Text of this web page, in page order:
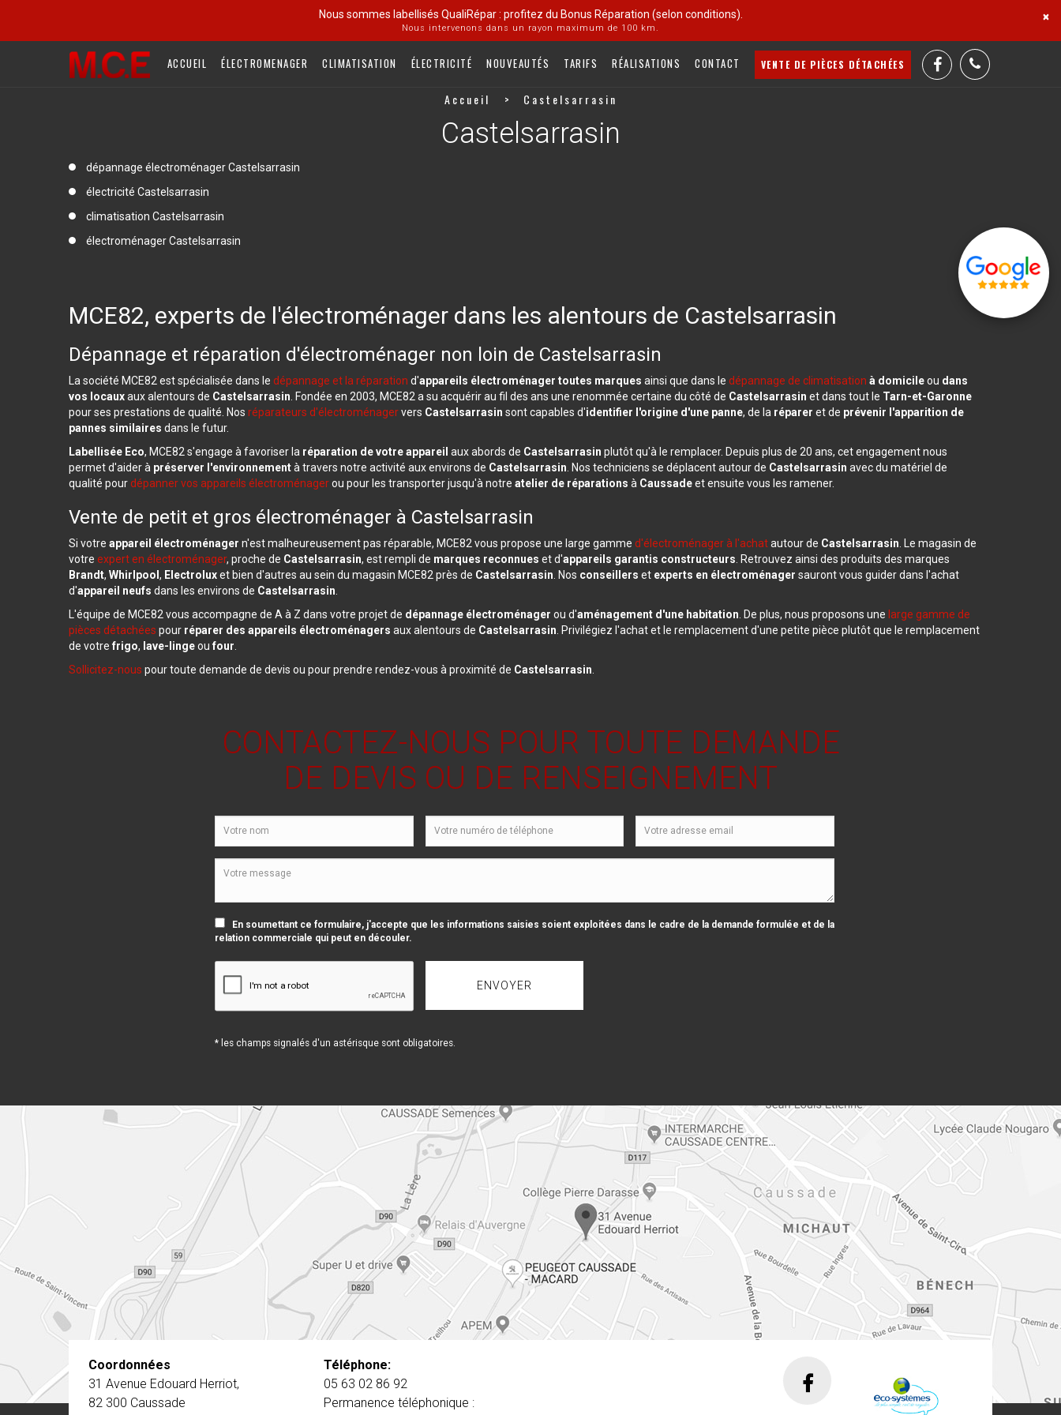
Nous sommes labellisés QualiRépar : profitez du Bonus Réparation (selon conditions).
Nous intervenons dans un rayon maximum de 100 km.
×
ACCUEIL ÉLECTROMENAGER CLIMATISATION ÉLECTRICITÉ NOUVEAUTÉS TARIFS RÉALISATIONS CONTACT VENTE DE PIÈCES DÉTACHÉES
Accueil Castelsarrasin
Castelsarrasin
dépannage électroménager Castelsarrasin
électricité Castelsarrasin
climatisation Castelsarrasin
électroménager Castelsarrasin
MCE82, experts de l'électroménager dans les alentours de Castelsarrasin
Dépannage et réparation d'électroménager non loin de Castelsarrasin
La société MCE82 est spécialisée dans le dépannage et la réparation d'appareils électroménager toutes marques ainsi que dans le dépannage de climatisation à domicileou dans
vos locauxaux alentours de Castelsarrasin . Fondée en 2003, MCE82 a su acquérir au fil des ans une renommée certaine du côté de Castelsarrasin et dans tout le Tarn-et-Garonne
pour ses prestations de qualité. Nos réparateurs d'électroménagervers Castelsarrasin sont capables d'identifier l'origine d'une panne, de la réparer et de prévenir l'apparition de
pannes similaires dans le futur.
Labellisée Eco, MCE82 s'engage à favoriser la réparation de votre appareil aux abords de Castelsarrasin plutôt qu'à le remplacer. Depuis plus de 20 ans, cet engagement nous
permet d'aider à préserver l'environnementà travers notre activité aux environs de Castelsarrasin . Nos techniciens se déplacent autour de Castelsarrasin avec du matériel de
qualité pourdépanner vos appareils électroménagerou pour les transporter jusqu'à notre atelier de réparations à Caussadeet ensuite vous les ramener.
Vente de petit et gros électroménager à Castelsarrasin
Si votre appareil électroménager n'est malheureusement pas réparable, MCE82 vous propose une large gamme d'électroménager à l'achatautour de Castelsarrasin . Le magasin de
votre expert en électroménager, proche de Castelsarrasin, est rempli de marques reconnues et d'appareils garantis constructeurs . Retrouvez ainsi des produits des marques
Brandt, Whirlpool , Electroluxet bien d'autres au sein du magasin MCE82 près de Castelsarrasin . Nos conseillers et experts en électroménager sauront vous guider dans l'achat
d'appareil neufs dans les environs de Castelsarrasin
L'équipe de MCE82 vous accompagne de A à Z dans votre projet de dépannage électroménager ou d'aménagement d'une habitation . De plus, nous proposons une large gamme de
pièces détachées pour réparer des appareils électroménagers aux alentours de Castelsarrasin . Privilégiez l'achat et le remplacement d'une petite pièce plutôt que le remplacement
de votre frigo, lave-lingeou four
Sollicitez-nous pour toute demande de devis ou pour prendre rendez-vous à proximité de Castelsarrasin
CONTACTEZ-NOUS POUR TOUTE DEMANDE
DE DEVIS OU DE RENSEIGNEMENT
En soumettant ce formulaire, j'accepte que les informations saisies soient exploitées dans le cadre de la demande formulée et de la
relation commerciale qui peut en découler.
* les champs signalés d'un astérisque sont obligatoires.
Coordonnées
31 Avenue Edouard Herriot,
82 300 Caussade
Téléphone:
05 63 02 86 92
Permanence téléphonique :